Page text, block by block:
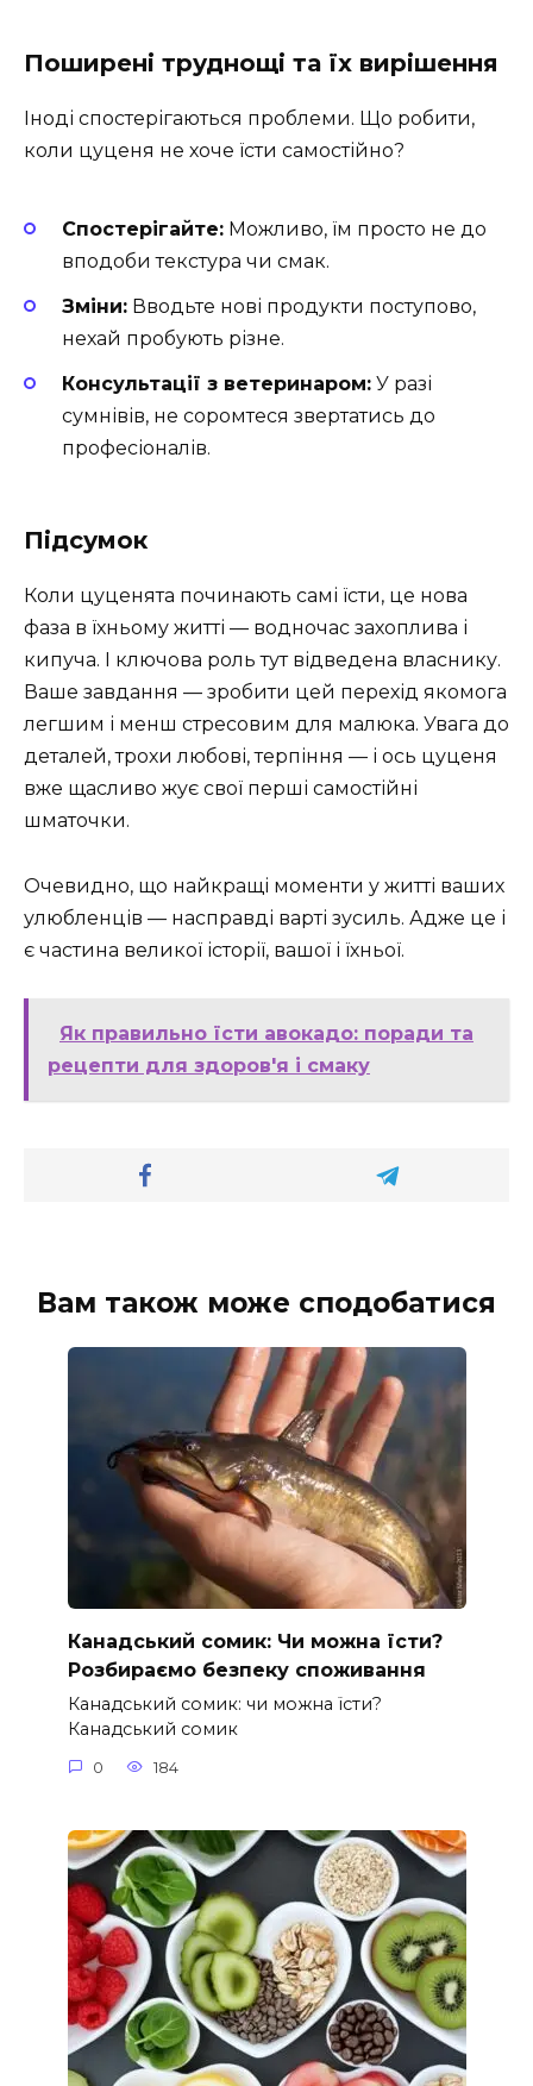
Поширені труднощі та їх вирішення
Іноді спостерігаються проблеми. Що робити,
коли цуценя не хоче їсти самостійно?
Спостерігайте: Можливо, їм просто не до
вподоби текстура чи смак.
Зміни: Вводьте нові продукти поступово,
нехай пробують різне.
Консультації з ветеринаром: У разі
сумнівів, не соромтеся звертатись до
професіоналів.
Підсумок
Коли цуценята починають самі їсти, це нова
фаза в їхньому житті — водночас захоплива і
кипуча. І ключова роль тут відведена власнику.
Ваше завдання — зробити цей перехід якомога
легшим і менш стресовим для малюка. Увага до
деталей, трохи любові, терпіння — і ось цуценя
вже щасливо жує свої перші самостійні
шматочки.
Очевидно, що найкращі моменти у житті ваших
улюбленців — насправді варті зусиль. Адже це і
є частина великої історії, вашої і їхньої.
Як правильно їсти авокадо: поради та
рецепти для здоров'я і смаку
Вам також може сподобатися
Канадський сомик: Чи можна їсти?
Розбираємо безпеку споживання
Канадський сомик: чи можна їсти?
Канадський сомик
0 184